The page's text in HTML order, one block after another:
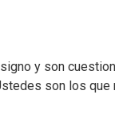
signo y son
son los que